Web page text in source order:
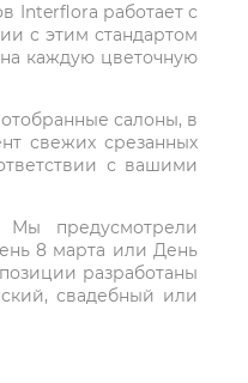
Interflora работает с
с этим стандартом
каждую цветочную
салоны, в
свежих срезанных
с вашими
Мы предусмотрели
8 марта или День
разработаны
свадебный или